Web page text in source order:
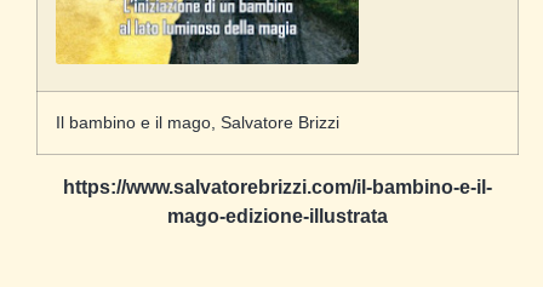
Il bambino e il mago, Salvatore Brizzi
https://www.salvatorebrizzi.com/il-bambino-e-il-
mago-edizione-illustrata